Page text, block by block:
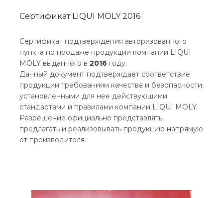
Сертификат LIQUI MOLY 2016
Сертификат подтверждения авторизованного
пункта по продаже продукции компании LIQUI
MOLY выданного в 2016 году.
Данный документ подтверждает соответствие
продукции требованиям качества и безопасности,
установленными для нее действующими
стандартами и правилами компании LIQUI MOLY.
Разрешение официально представлять,
предлагать и реализовывать продукцию напрямую
от производителя.